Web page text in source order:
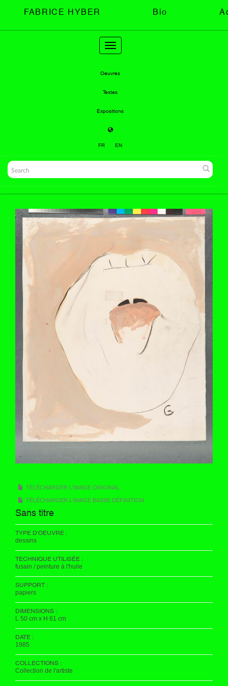
FABRICE HYBER Bio
Toggle
navigation
Oeuvres
Textes
Expositions
FR EN
TÉLÉCHARGER L'IMAGE ORIGINAL
TÉLÉCHARGER L'IMAGE BASSE DÉFINITION
Sans titre
TYPE D'OEUVRE :
dessins
TECHNIQUE UTILISÉE :
fusain / peinture à l'huile
SUPPORT :
papiers
DIMENSIONS :
L 50 cm x H 61 cm
DATE :
1985
COLLECTIONS :
Collection de l'artiste